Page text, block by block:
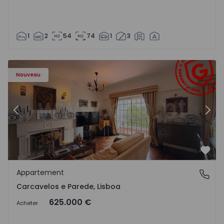
1 2 54 74 1 3
Nouveau
- 21
Appartement T3 Cascais, Carcavelos e Parede - 1576090 -
Précédent
Carcavelos e Parede, Lisboa
Appartement
Carcavelos e Parede, Lisboa
Acheter 625.000 €